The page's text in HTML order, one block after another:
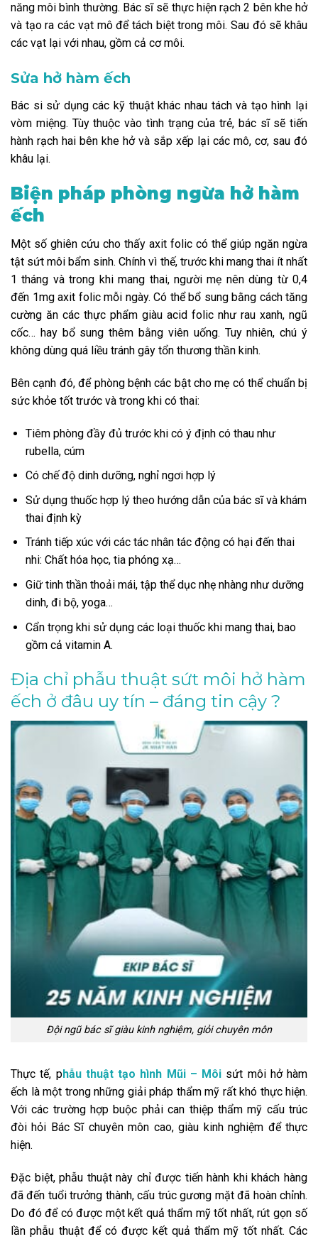
năng môi bình thường. Bác sĩ sẽ thực hiện rạch 2 bên khe hở
và tạo ra các vạt mô để tách biệt trong môi. Sau đó sẽ khâu
các vạt lại với nhau, gồm cả cơ môi.
Sửa hở hàm ếch
Bác si sử dụng các kỹ thuật khác nhau tách và tạo hình lại
vòm miệng. Tùy thuộc vào tình trạng của trẻ, bác sĩ sẽ tiến
hành rạch hai bên khe hở và sắp xếp lại các mô, cơ, sau đó
khâu lại.
Biện pháp phòng ngừa hở hàm
ếch
Một số ghiên cứu cho thấy axit folic có thể giúp ngăn ngừa
tật sứt môi bẩm sinh. Chính vì thế, trước khi mang thai ít nhất
1 tháng và trong khi mang thai, người mẹ nên dùng từ 0,4
đến 1mg axit folic mỗi ngày. Có thể bổ sung bằng cách tăng
cường ăn các thực phẩm giàu acid folic như rau xanh, ngũ
cốc… hay bổ sung thêm bằng viên uống. Tuy nhiên, chú ý
không dùng quá liều tránh gây tổn thương thần kinh.
Bên cạnh đó, để phòng bệnh các bật cho mẹ có thể chuẩn bị
sức khỏe tốt trước và trong khi có thai:
Tiêm phòng đầy đủ trước khi có ý định có thau như
rubella, cúm
Có chế độ dinh dưỡng, nghỉ ngơi hợp lý
Sử dụng thuốc hợp lý theo hướng dẫn của bác sĩ và khám
thai định kỳ
Tránh tiếp xúc với các tác nhân tác động có hại đến thai
nhi: Chất hóa học, tia phóng xạ…
Giữ tinh thần thoải mái, tập thể dục nhẹ nhàng như dưỡng
dinh, đi bộ, yoga…
Cẩn trọng khi sử dụng các loại thuốc khi mang thai, bao
gồm cả vitamin A.
Địa chỉ phẫu thuật sứt môi hở hàm
ếch ở đâu uy tín – đáng tin cậy ?
Đội ngũ bác sĩ giàu kinh nghiệm, giỏi chuyên môn
Thực tế, phẫu thuật tạo hình Mũi – Môi sứt môi hở hàm
ếch là một trong những giải pháp thẩm mỹ rất khó thực hiện.
Với các trường hợp buộc phải can thiệp thẩm mỹ cấu trúc
đòi hỏi Bác Sĩ chuyên môn cao, giàu kinh nghiệm để thực
hiện.
Đặc biệt, phẫu thuật này chỉ được tiến hành khi khách hàng
đã đến tuổi trưởng thành, cấu trúc gương mặt đã hoàn chỉnh.
Do đó để có được một kết quả thẩm mỹ tốt nhất, rút gọn số
lần phẫu thuật để có được kết quả thẩm mỹ tốt nhất. Các